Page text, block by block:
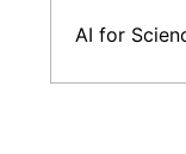
AI for